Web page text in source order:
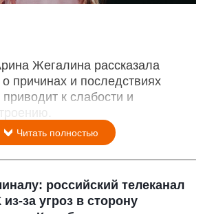
Жегалина рассказала
о причинах и последствиях
к слабости и
Читать полностью
российский телеканал
за угроз в сторону